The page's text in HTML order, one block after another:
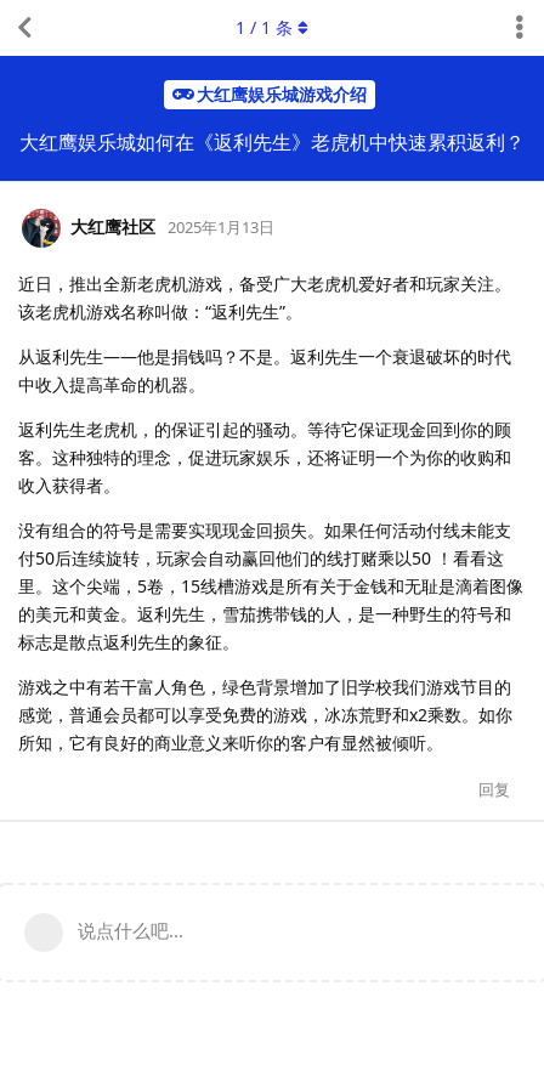
大红鹰娱乐城游戏介绍
大红鹰娱乐城如何在《返利先生》老虎机中快速累积返利？
1 / 1 条
大红鹰社区 2025年1月13日
近日，推出全新老虎机游戏，备受广大老虎机爱好者和玩家关注。
该老虎机游戏名称叫做：“返利先生”。
从返利先生——他是捐钱吗？不是。返利先生一个衰退破坏的时代
中收入提高革命的机器。
返利先生老虎机，的保证引起的骚动。等待它保证现金回到你的顾
客。这种独特的理念，促进玩家娱乐，还将证明一个为你的收购和
收入获得者。
没有组合的符号是需要实现现金回损失。如果任何活动付线未能支
付50后连续旋转，玩家会自动赢回他们的线打赌乘以50 ！看看这
里。这个尖端，5卷，15线槽游戏是所有关于金钱和无耻是滴着图像
的美元和黄金。返利先生，雪茄携带钱的人，是一种野生的符号和
标志是散点返利先生的象征。
游戏之中有若干富人角色，绿色背景增加了旧学校我们游戏节目的
感觉，普通会员都可以享受免费的游戏，冰冻荒野和x2乘数。如你
所知，它有良好的商业意义来听你的客户有显然被倾听。
回复
说点什么吧...